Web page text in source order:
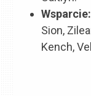
Wsparcie:
Sion,
Kench,